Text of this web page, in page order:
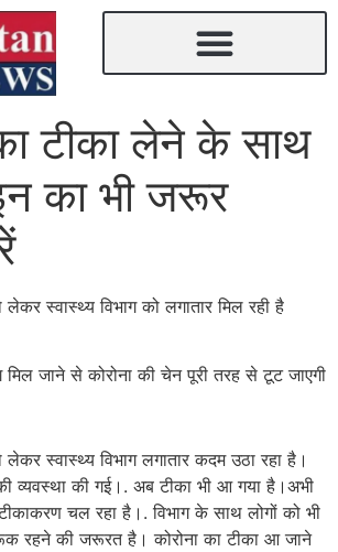
टीका लेने के साथ
का भी जरूर
लेकर स्वास्थ्य विभाग को लगातार मिल रही है
जाने से कोरोना की चेन पूरी तरह से टूट जाएगी
लेकर स्वास्थ्य विभाग लगातार कदम उठा रहा है।
व्यवस्था की गई।. अब टीका भी आ गया है।अभी
चल रहा है।. विभाग के साथ लोगों को भी
रहने की जरूरत है। कोरोना का टीका आ जाने